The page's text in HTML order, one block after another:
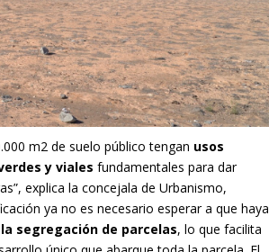
m2 de suelo público tengan usos
y viales fundamentales para dar
explica la concejala de Urbanismo,
ya no es necesario esperar a que haya
segregación de parcelas, lo que facilita